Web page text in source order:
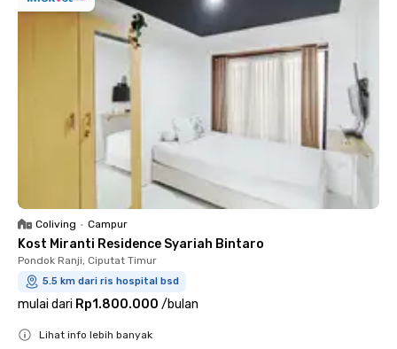
Coliving • Campur
Kost Miranti Residence Syariah Bintaro
Pondok Ranji, Ciputat Timur
5.5 km dari ris hospital bsd
mulai dari Rp1.800.000 /bulan
Lihat info lebih banyak